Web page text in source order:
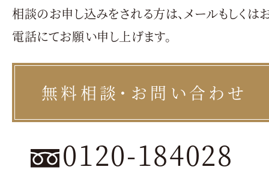
相談のお申し込みをされる方は、メールもしくは
電話にてお願い申し上げます。
無料相談・お問い合わせ
0120-184028